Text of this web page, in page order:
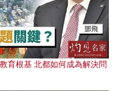
育根基 北都如何成為解決問